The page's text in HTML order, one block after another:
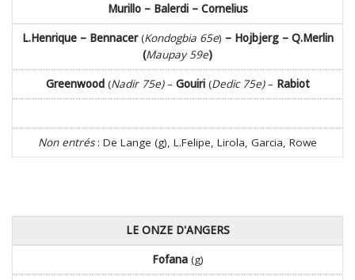
Murillo – Balerdi – Cornelius
L.Henrique – Bennacer(Kondogbia 65e) – Hojbjerg – Q.Merlin
(Maupay 59e)
Greenwood (Nadir 75e)– Gouiri(Dedic 75e)– Rabiot
Non entrés: De Lange (g), L.Felipe, Lirola, Garcia, Rowe
LE ONZE D'ANGERS
Fofana (g)